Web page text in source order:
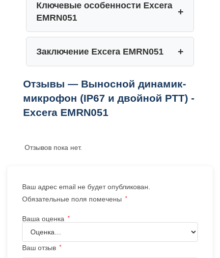
Ключевые особенности Excera
EMRN051
Заключение Excera EMRN051
Отзывы — Выносной динамик-
микрофон (IP67 и двойной PTT) -
Excera EMRN051
Отзывов пока нет.
Ваш адрес email не будет опубликован.
Обязательные поля помечены
*
Ваша оценка *
Ваш отзыв *